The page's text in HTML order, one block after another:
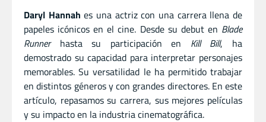
Daryl Hannah es una actriz con una carrera llena de
papeles icónicos en el cine. Desde su debut en Blade
Runnerhasta su participación en Kill Bill, ha
demostrado su capacidad para interpretar personajes
memorables. Su versatilidad le ha permitido trabajar
en distintos géneros y con grandes directores. En este
artículo, repasamos su carrera, sus mejores películas
y su impacto en la industria cinematográfica.